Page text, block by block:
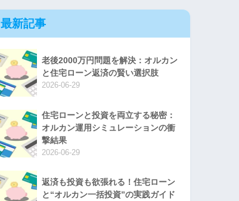
最新記事
老後2000万円問題を解決：オルカン
と住宅ローン返済の賢い選択肢
2026-06-29
住宅ローンと投資を両立する秘密：
オルカン運用シミュレーションの衝
撃結果
2026-06-29
返済も投資も欲張れる！住宅ローン
と“オルカン一括投資”の実践ガイド